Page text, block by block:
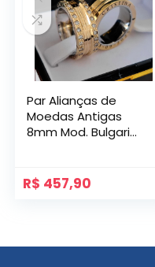
Par Alianças de
Moedas Antigas
8mm Mod. Bulgari
R$ 457,90